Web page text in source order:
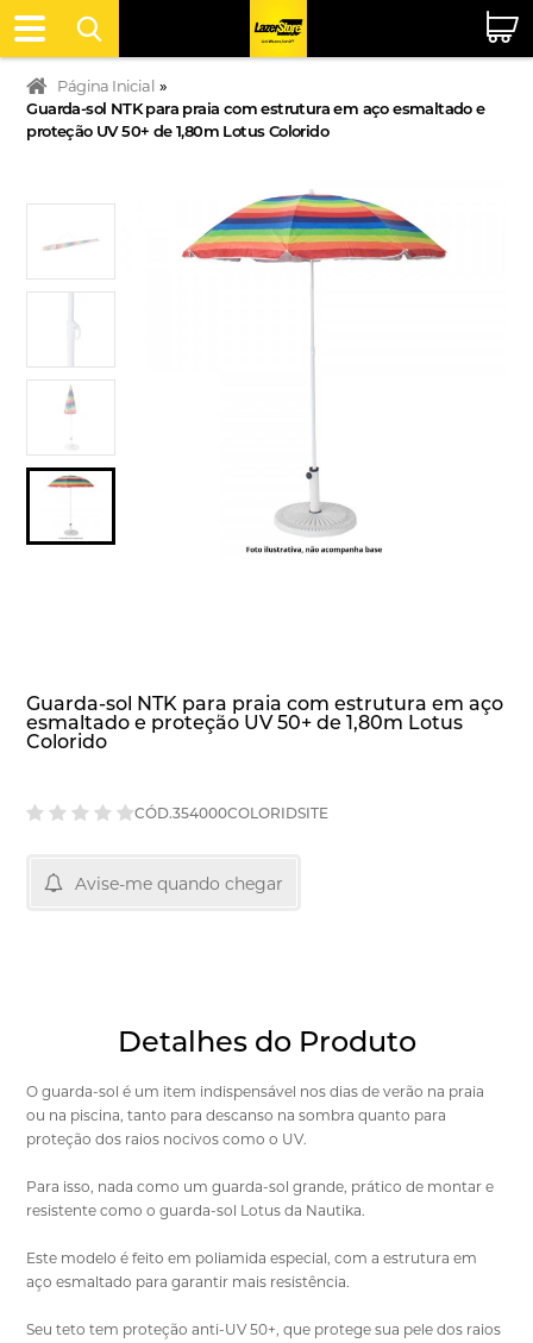
Página Inicial »
Guarda-sol NTK para praia com estrutura em aço esmaltado e
proteção UV 50+ de 1,80m Lotus Colorido
Guarda-sol NTK para praia com estrutura em aço
esmaltado e proteção UV 50+ de 1,80m Lotus
Colorido
CÓD.354000COLORIDSITE
Avise-me quando chegar
Detalhes do Produto
O guarda-sol é um item indispensável nos dias de verão na praia
ou na piscina, tanto para descanso na sombra quanto para
proteção dos raios nocivos como o UV.
Para isso, nada como um guarda-sol grande, prático de montar e
resistente como o guarda-sol Lotus da Nautika.
Este modelo é feito em poliamida especial, com a estrutura em
aço esmaltado para garantir mais resistência.
Seu teto tem proteção anti-UV 50+, que protege sua pele dos raios